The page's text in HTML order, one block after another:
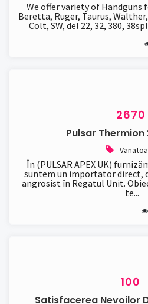
We offer variety of Handguns
Beretta, Ruger, Taurus,
Colt, SW, del 22, 32, 380,
2670
Pulsar Thermion
În (PULSAR APEX UK)
suntem un importator direct,
angrosist în Regatul Unit.
te...
100
Satisfacerea Nevoilor